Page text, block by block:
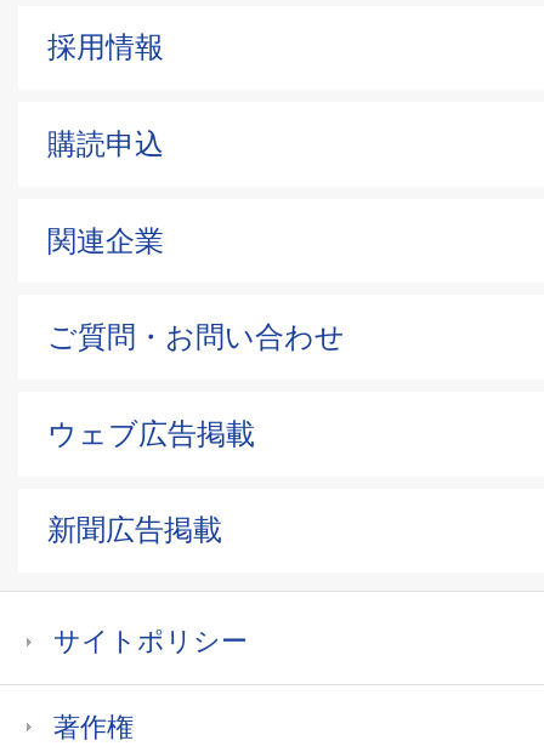
採用情報
購読申込
関連企業
ご質問・お問い合わせ
ウェブ広告掲載
新聞広告掲載
サイトポリシー
著作権